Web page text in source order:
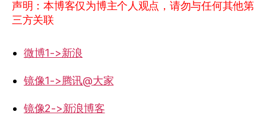
声明：本博客仅为博主个人观点，请勿与任何其他第
三方关联
微博1->新浪
镜像1->腾讯@大家
镜像2->新浪博客